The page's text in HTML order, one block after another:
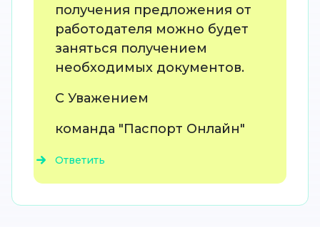
получения предложения от
работодателя можно будет
заняться получением
необходимых документов.
С Уважением
команда "Паспорт Онлайн"
Ответить